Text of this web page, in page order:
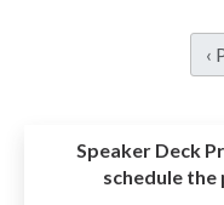
‹
Speaker Deck
schedule the